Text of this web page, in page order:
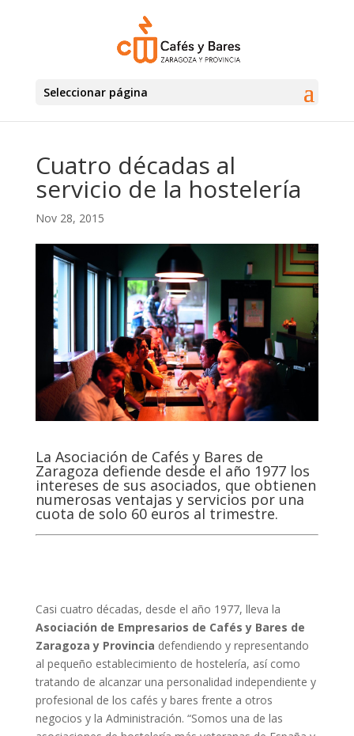
Seleccionar página
Cuatro décadas al
servicio de la hostelería
Nov 28, 2015
La Asociación de Cafés y Bares de
Zaragoza defiende desde el año 1977 los
intereses de sus asociados, que obtienen
numerosas ventajas y servicios por una
cuota de solo 60 euros al trimestre.
Casi cuatro décadas, desde el año 1977, lleva la
Asociación de Empresarios de Cafés y Bares de
Zaragoza y Provincia defendiendo y representando
al pequeño establecimiento de hostelería, así como
tratando de alcanzar una personalidad independiente y
profesional de los cafés y bares frente a otros
negocios y la Administración. “Somos una de las